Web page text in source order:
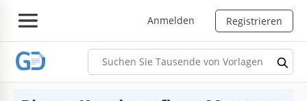
Anmelden Registrieren